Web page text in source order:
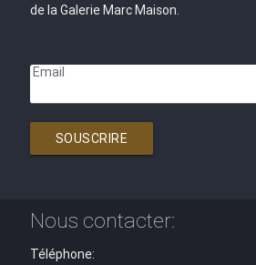
de la Galerie Marc Maison.
Email
SOUSCRIRE
Nous contacter:
Téléphone: